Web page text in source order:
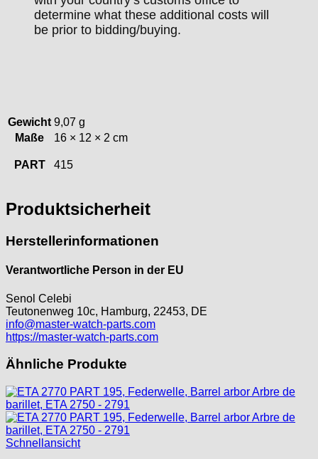
determine what these additional costs will
be prior to bidding/buying.
Gewicht 9,07 g
Maße
16 × 12 × 2 cm
PART 415
Produktsicherheit
Herstellerinformationen
Verantwortliche Person in der EU
Senol Celebi
Teutonenweg 10c, Hamburg, 22453, DE
info@master-watch-parts.com
https://master-watch-parts.com
Ähnliche Produkte
Schnellansicht